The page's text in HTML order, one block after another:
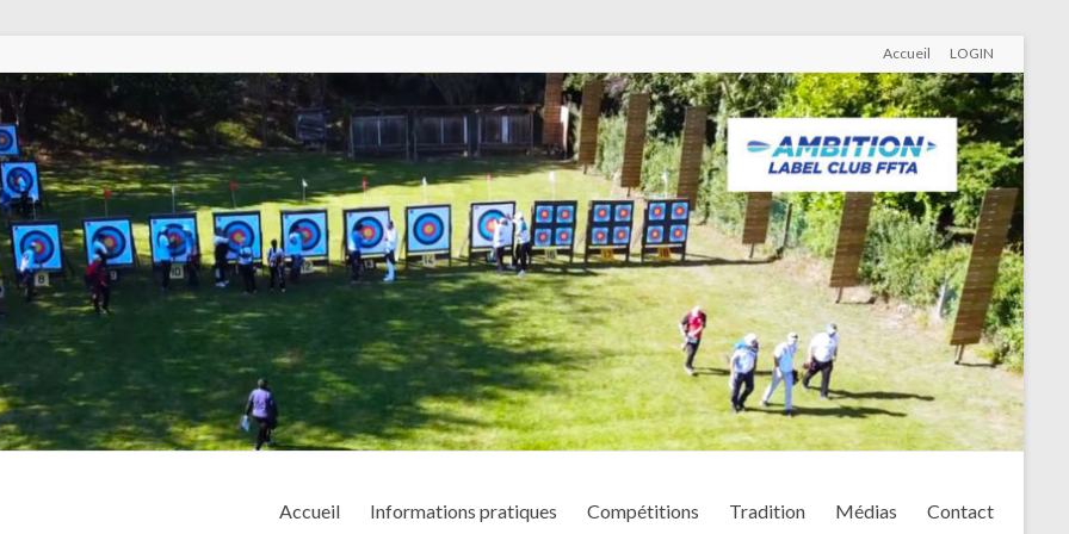
Accueil LOGIN
Accueil Informations pratiques Compétitions Tradition Médias Contact